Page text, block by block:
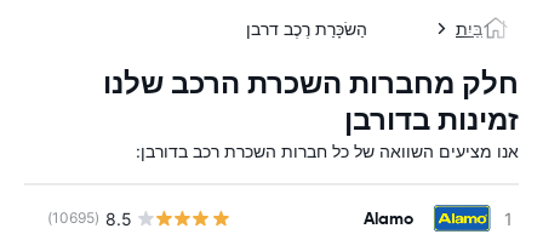
בַּיִת הַשׂכָּרַת רֶכֶב דרבן
חלק מחברות השכרת הרכב שלנו
זמינות בדורבן
אנו מציעים השוואה של כל חברות השכרת רכב בדורבן:
Alamo
8.5
(10695)